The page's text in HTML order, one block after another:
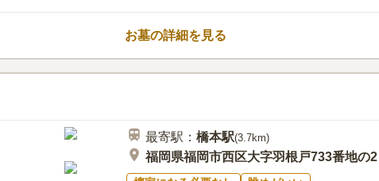
ます。福岡市営なので、「福岡市内に
「福岡市内の墓地または納骨堂から改
建墓可能です。宗教不問で利用できる
い地元の方におすすめです。
のどかで小高い丘にあり、比較的に
分が死んだ後はいったいどうなるのか心配でも
お墓の詳細を見る
最寄駅： 橋本駅(3.7km)
福岡県福岡市西区大字羽根戸733番地の2